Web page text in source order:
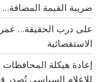
ضريبة القيمة
على درب الحقيقة… عمر
الاستقصائية
إعادة هيكلة المحافظات
للإعلام السياسي تُصدر